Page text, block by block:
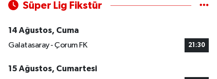
Süper Lig Fikstür
14 Ağustos, Cuma
Galatasaray - Çorum FK
21:30
15 Ağustos, Cumartesi